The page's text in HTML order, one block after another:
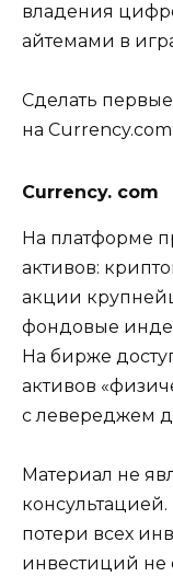
владения
айтемами в
Сделать
на Currency.com
Currency. com
На платформе
активов:
акции
фондовые
На бирже
активов
с левереджем
Материал не
потери всех
инвестиций не